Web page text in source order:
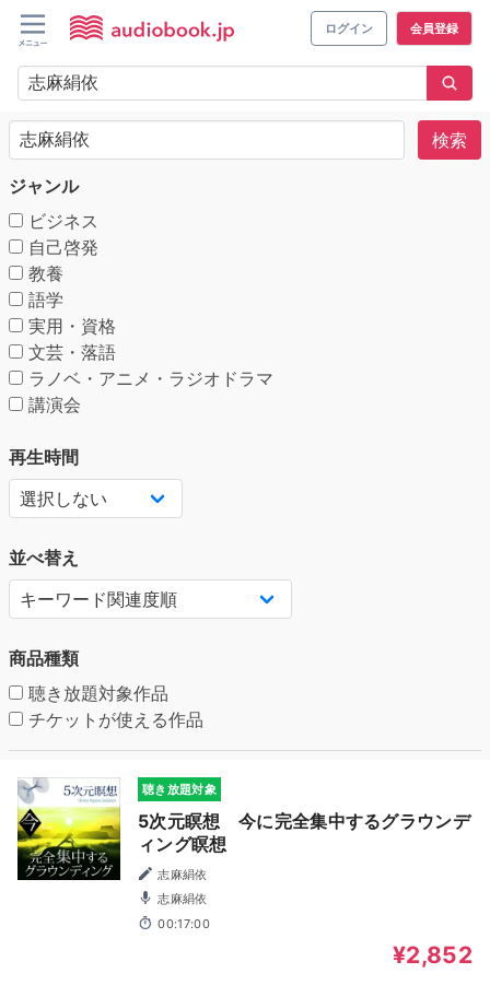
ログイン 会員登録
検索
ジャンル
ビジネス
自己啓発
教養
語学
実用・資格
文芸・落語
ラノベ・アニメ・ラジオドラマ
講演会
再生時間
並べ替え
商品種類
聴き放題対象作品
チケットが使える作品
聴き放題対象
5次元瞑想 今に完全集中するグラウンデ
ィング瞑想
志麻絹依
志麻絹依
00:17:00
¥2,852